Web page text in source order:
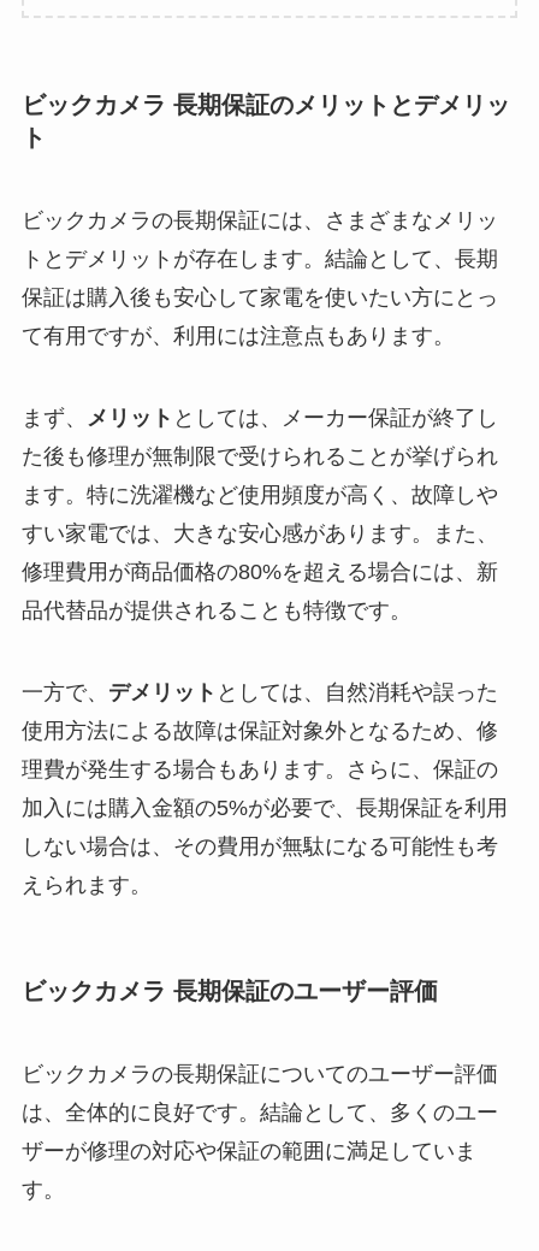
ビックカメラ 長期保証のメリットとデメリッ
ト
ビックカメラの長期保証には、さまざまなメリッ
トとデメリットが存在します。結論として、長期
保証は購入後も安心して家電を使いたい方にとっ
て有用ですが、利用には注意点もあります。
まず、 メリット としては、メーカー保証が終了し
た後も修理が無制限で受けられることが挙げられ
ます。特に洗濯機など使用頻度が高く、故障しや
すい家電では、大きな安心感があります。また、
修理費用が商品価格の80%を超える場合には、新
品代替品が提供されることも特徴です。
一方で、 デメリット としては、自然消耗や誤った
使用方法による故障は保証対象外となるため、修
理費が発生する場合もあります。さらに、保証の
加入には購入金額の5%が必要で、長期保証を利用
しない場合は、その費用が無駄になる可能性も考
えられます。
ビックカメラ 長期保証のユーザー評価
ビックカメラの長期保証についてのユーザー評価
は、全体的に良好です。結論として、多くのユー
ザーが修理の対応や保証の範囲に満足していま
す。